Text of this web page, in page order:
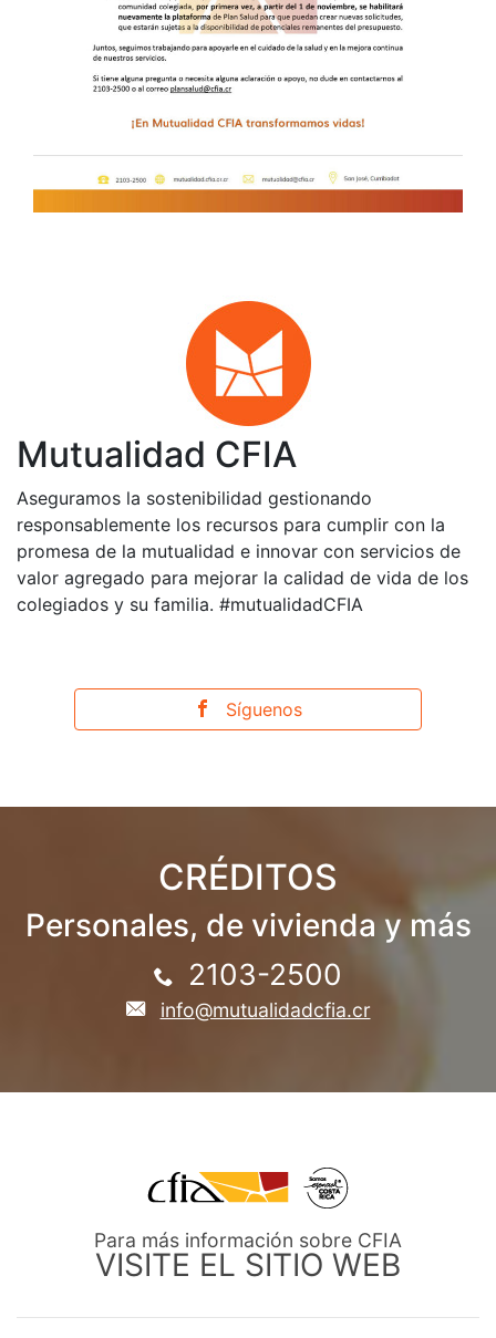
Mutualidad CFIA
Aseguramos la sostenibilidad gestionando
responsablemente los recursos para cumplir con la
promesa de la mutualidad e innovar con servicios de
valor agregado para mejorar la calidad de vida de los
colegiados y su familia. #mutualidadCFIA
Síguenos
CRÉDITOS
Personales, de vivienda y más
2103-2500
info@mutualidadcfia.cr
Para más información sobre CFIA
VISITE EL SITIO WEB